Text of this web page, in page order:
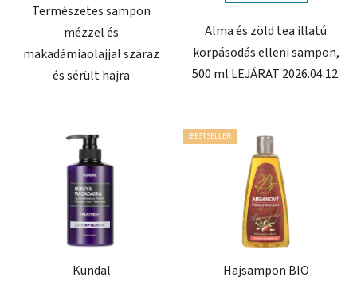
Természetes sampon
mézzel és
makadámiaolajjal száraz
és sérült hajra
Alma és zöld tea illatú
korpásodás elleni sampon,
500 ml LEJÁRAT 2026.04.12.
Kundal
BESTSELLER
Hajsampon BIO